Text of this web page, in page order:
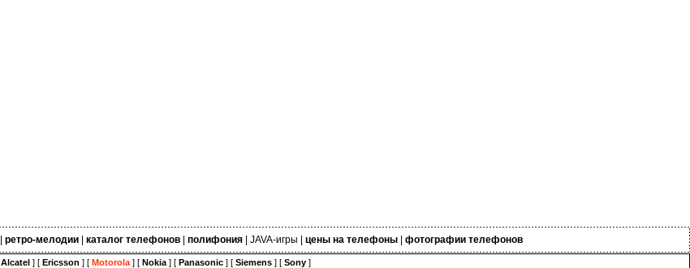
ретро-мелодии| каталог телефонов| полифония| JAVA-игры цены на телефоны| фотографии телефонов
Alcatel] [ Ericsson ] [ Motorola] [ Nokia] [ Panasonic] [ Siemens] [ Sony]